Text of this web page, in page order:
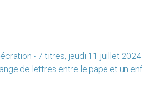
- 7 titres, jeudi 11 juillet 2024
de lettres entre le pape et un